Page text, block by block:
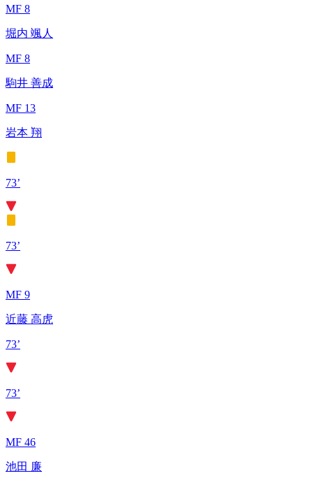
MF 8
堀内 颯人
MF 8
駒井 善成
MF 13
岩本 翔
73’
73’
MF 9
近藤 高虎
73’
73’
MF 46
池田 廉